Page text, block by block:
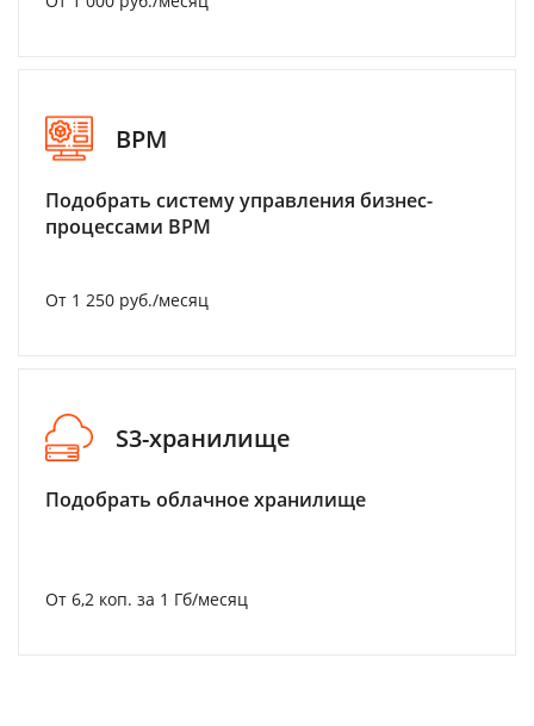
BPM
Подобрать систему управления бизнес-
процессами BPM
От 1 250 руб./месяц
S3-хранилище
Подобрать облачное хранилище
От 6,2 коп. за 1 Гб/месяц